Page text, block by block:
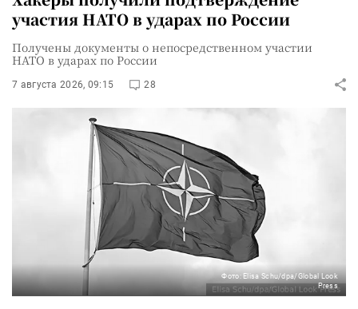
участия НАТО в ударах по России
Получены документы о непосредственном участии
НАТО в ударах по России
7 августа 2026, 09:15 28
Фото: Elisa Schu/dpa/Global Look
Press